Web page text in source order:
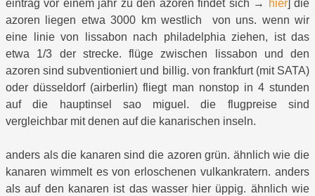
eintrag vor einem jahr zu den azoren findet sich →
hier] die
azoren liegen etwa 3000 km westlich von uns. wenn wir
eine linie von lissabon nach philadelphia ziehen, ist das
etwa 1/3 der strecke. flüge zwischen lissabon und den
azoren sind subventioniert und billig. von frankfurt (mit SATA)
oder düsseldorf (airberlin) fliegt man nonstop in 4 stunden
auf die hauptinsel sao miguel. die flugpreise sind
vergleichbar mit denen auf die kanarischen inseln.
anders als die kanaren sind die azoren grün. ähnlich wie die
kanaren wimmelt es von erloschenen vulkankratern. anders
als auf den kanaren ist das wasser hier üppig. ähnlich wie